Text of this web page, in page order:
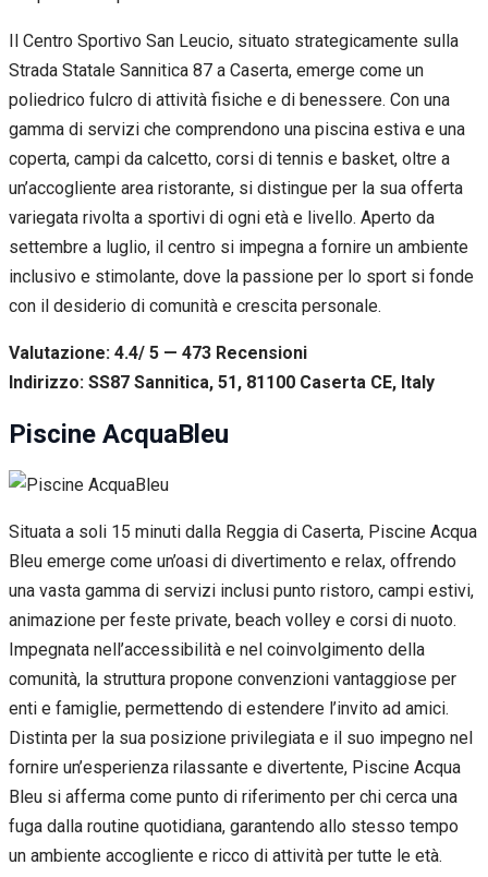
Il Centro Sportivo San Leucio, situato strategicamente sulla
Strada Statale Sannitica 87 a Caserta, emerge come un
poliedrico fulcro di attività fisiche e di benessere. Con una
gamma di servizi che comprendono una piscina estiva e una
coperta, campi da calcetto, corsi di tennis e basket, oltre a
un’accogliente area ristorante, si distingue per la sua offerta
variegata rivolta a sportivi di ogni età e livello. Aperto da
settembre a luglio, il centro si impegna a fornire un ambiente
inclusivo e stimolante, dove la passione per lo sport si fonde
con il desiderio di comunità e crescita personale.
Valutazione: 4.4/ 5 — 473 Recensioni
Indirizzo: SS87 Sannitica, 51, 81100 Caserta CE, Italy
Piscine AcquaBleu
Situata a soli 15 minuti dalla Reggia di Caserta, Piscine Acqua
Bleu emerge come un’oasi di divertimento e relax, offrendo
una vasta gamma di servizi inclusi punto ristoro, campi estivi,
animazione per feste private, beach volley e corsi di nuoto.
Impegnata nell’accessibilità e nel coinvolgimento della
comunità, la struttura propone convenzioni vantaggiose per
enti e famiglie, permettendo di estendere l’invito ad amici.
Distinta per la sua posizione privilegiata e il suo impegno nel
fornire un’esperienza rilassante e divertente, Piscine Acqua
Bleu si afferma come punto di riferimento per chi cerca una
fuga dalla routine quotidiana, garantendo allo stesso tempo
un ambiente accogliente e ricco di attività per tutte le età.